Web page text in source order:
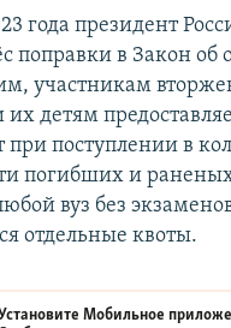
года президент
поправки в Закон об
участникам
детям
при поступлении в
погибших и
вуз без
отдельные квоты.
Мобильное